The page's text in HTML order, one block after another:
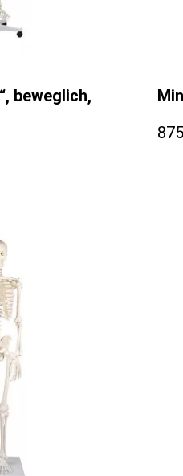
beweglich, mit